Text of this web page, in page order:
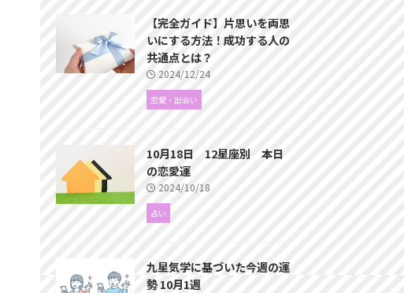
【完全ガイド】片思いを両思
いにする方法！成功する人の
共通点とは？
2024/12/24
恋愛・出会い
10月18日 12星座別 本日
の恋愛運
2024/10/18
占い
九星気学に基づいた今週の運
勢 10月1週